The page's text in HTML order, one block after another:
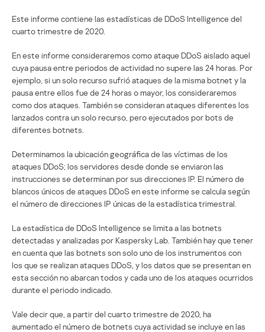
Este informe contiene las estadísticas de DDoS Intelligence del
cuarto trimestre de 2020.
En este informe consideraremos como ataque DDoS aislado aquel
cuya pausa entre periodos de actividad no supere las 24 horas. Por
ejemplo, si un solo recurso sufrió ataques de la misma botnet y la
pausa entre ellos fue de 24 horas o mayor, los consideraremos
como dos ataques. También se consideran ataques diferentes los
lanzados contra un solo recurso, pero ejecutados por bots de
diferentes botnets.
Determinamos la ubicación geográfica de las víctimas de los
ataques DDoS; los servidores desde donde se enviaron las
instrucciones se determinan por sus direcciones IP. El número de
blancos únicos de ataques DDoS en este informe se calcula según
el número de direcciones IP únicas de la estadística trimestral.
La estadística de DDoS Intelligence se limita a las botnets
detectadas y analizadas por Kaspersky Lab. También hay que tener
en cuenta que las botnets son solo uno de los instrumentos con
los que se realizan ataques DDoS, y los datos que se presentan en
esta sección no abarcan todos y cada uno de los ataques ocurridos
durante el periodo indicado.
Vale decir que, a partir del cuarto trimestre de 2020, ha
aumentado el número de botnets cuya actividad se incluye en las